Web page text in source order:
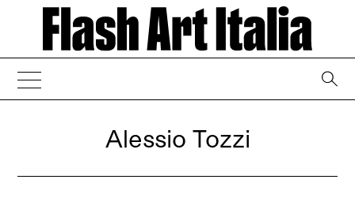
Alessio Tozzi